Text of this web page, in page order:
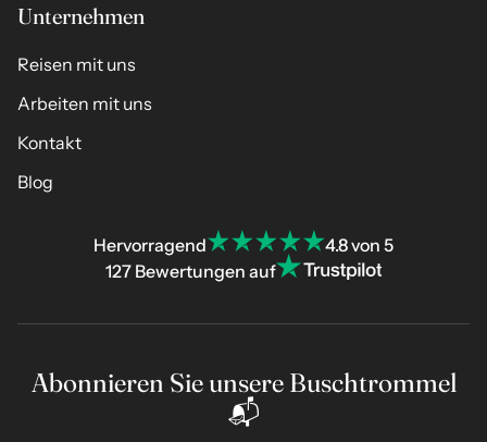
Unternehmen
Reisen mit uns
Arbeiten mit uns
Kontakt
Blog
Hervorragend
4.8 von 5
127 Bewertungen auf
Abonnieren Sie unsere Buschtrommel
📬